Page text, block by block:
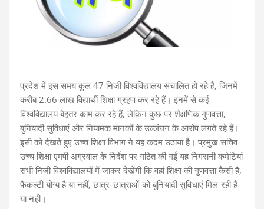
प्रदेश में इस समय कुल 47 निजी विश्वविद्यालय संचालित हो रहे हैं, जिनमें
करीब 2.66 लाख विद्यार्थी शिक्षा ग्रहण कर रहे हैं। इनमें से कई
विश्वविद्यालय बेहतर काम कर रहे हैं, लेकिन कुछ पर शैक्षणिक गुणवत्ता,
बुनियादी सुविधाएं और नियामक मानकों के उल्लंघन के आरोप लगते रहे हैं।
इसी को देखते हुए उच्च शिक्षा विभाग ने यह कदम उठाया है। प्रमुख सचिव
उच्च शिक्षा एमपी अग्रवाल के निर्देश पर गठित की गईं यह निगरानी कमेटियां
सभी निजी विश्वविद्यालयों में जाकर देखेंगी कि वहां शिक्षा की गुणवत्ता कैसी है,
फैकल्टी योग्य है या नहीं, छात्र-छात्राओं को बुनियादी सुविधाएं मिल रही हैं
या नहीं।